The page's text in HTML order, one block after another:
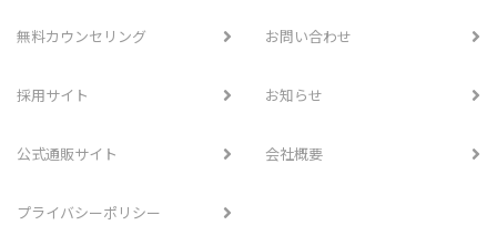
無料カウンセリング お問い合わせ
採用サイト お知らせ
公式通販サイト 会社概要
プライバシーポリシー